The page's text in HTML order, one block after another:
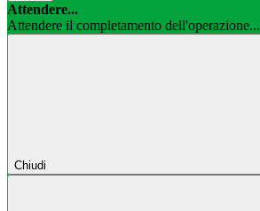
Attendere...
Attendere il completamento dell'operazione...
Chiudi